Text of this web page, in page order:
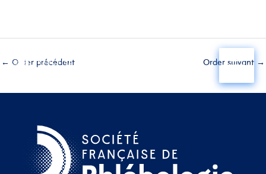
← Order précédent Order suivant →